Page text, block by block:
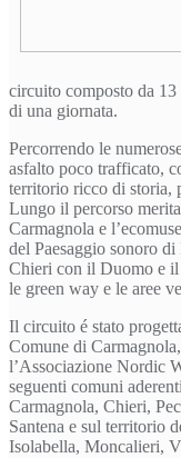
circuito composto da 13
di una giornata.
Percorrendo le
asfalto poco trafficato,
territorio ricco di storia,
Lungo il percorso
Carmagnola e
del Paesaggio sonoro
Chieri con il Duomo e
le green way e le aree
Il circuito é stato
Comune di
l’Associazione Nordic
seguenti comuni
Carmagnola, Chieri,
Santena e sul territorio
Isolabella, Moncalieri,